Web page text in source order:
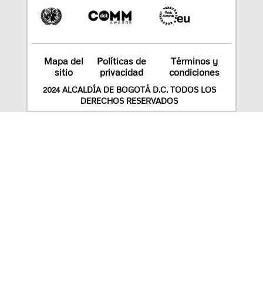
Mapa del
sitio
Políticas de
privacidad
Términos y
condiciones
2024 ALCALDÍA DE BOGOTÁ D.C. TODOS LOS
DERECHOS RESERVADOS